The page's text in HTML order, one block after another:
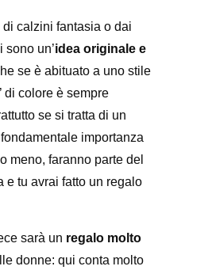
di calzini fantasia o dai
sono un’idea originale e
se è abituato a uno stile
di colore è sempre
se si tratta di un
importanza
meno, faranno parte del
e tu avrai fatto un regalo
sarà un regalo molto
donne: qui conta molto